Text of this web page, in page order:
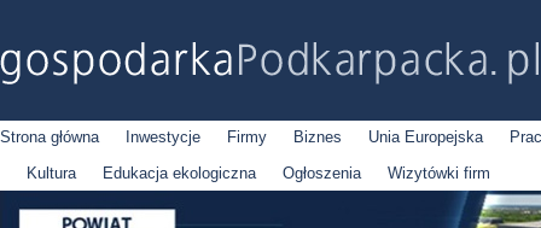
Strona główna Inwestycje Firmy Biznes Unia Europejska
Kultura
Edukacja ekologiczna Ogłoszenia Wizytówki firm